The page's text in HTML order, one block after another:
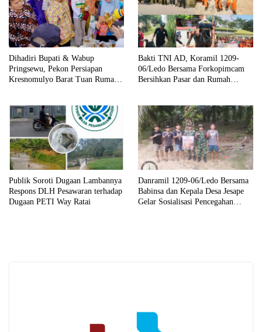
Dihadiri Bupati & Wabup
Pringsewu, Pekon Persiapan
Kresnomulyo Barat Tuan Rumah
Bakti TNI AD, Koramil 1209-
06/Ledo Bersama Forkopimcam
Bersihkan Pasar dan Rumah
Publik Soroti Dugaan Lambannya
Respons DLH Pesawaran terhadap
Dugaan PETI Way Ratai
Danramil 1209-06/Ledo Bersama
Babinsa dan Kepala Desa Jesape
Gelar Sosialisasi Pencegahan